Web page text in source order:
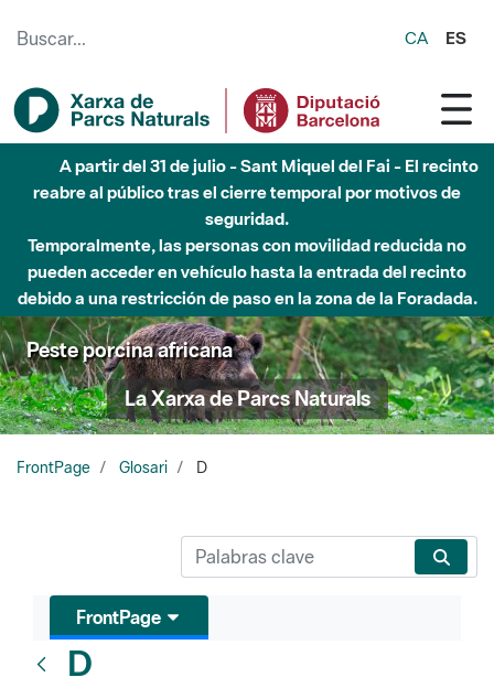
CA ES
A partir del 31 de julio - Sant Miquel del Fai - El recinto
reabre al público tras el cierre temporal por motivos de
seguridad.
Temporalmente, las personas con movilidad reducida no
pueden acceder en vehículo hasta la entrada del recinto
debido a una restricción de paso en la zona de la Foradada.
Peste porcina africana
La Xarxa de Parcs Naturals
FrontPage Glosari D
FrontPage
D